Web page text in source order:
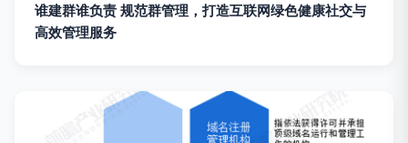
谁建群谁负责 规范群管理，打造互联网绿色健康社交与
高效管理服务